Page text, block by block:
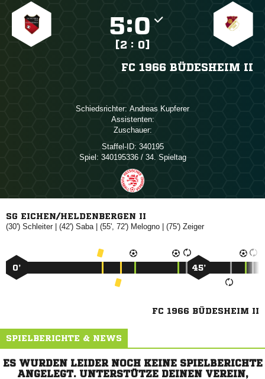
:
[2 : 0]
FC 1966 BÜDESHEIM II
Schiedsrichter:  
Assistenten:
Zuschauer:
Staffel-ID: 340195
Spiel: 340195336 / 34. Spieltag
SG EICHEN/HELDENBERGEN II
(30') | (42') | (55', 72')  | (75') 
0’ 45’
FC 1966 BÜDESHEIM II
SPIELBERICHTE & NEWS
ES WURDEN LEIDER NOCH KEINE SPIELBERICHTE
ANGELEGT. UNTERSTÜTZE DEINEN VEREIN,